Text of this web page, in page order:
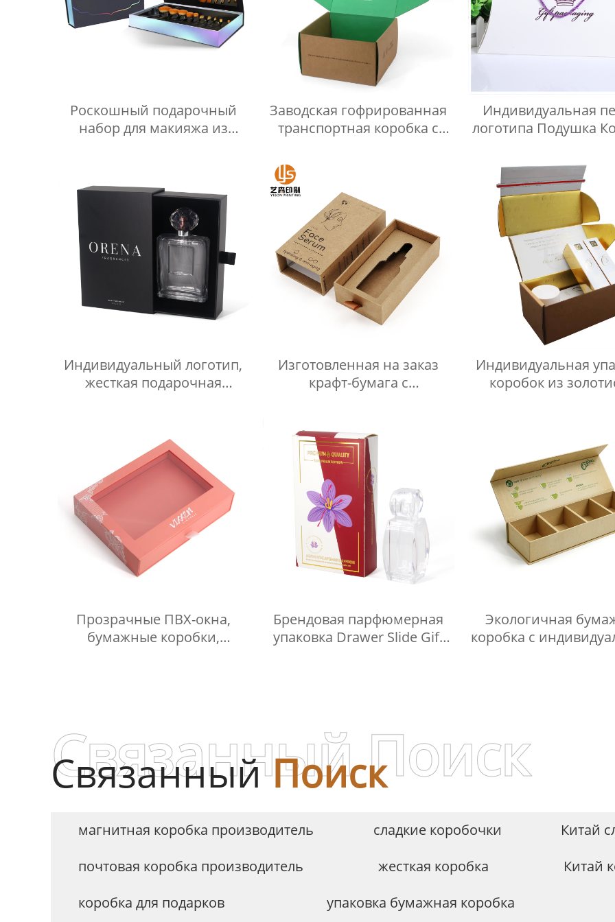
Роскошный подарочный
набор для макияжа из
магнитная косметическая
упаковка со вставкой
Заводская гофрированная
транспортная коробка с
подарочная коробка для
упаковки одежды
Индивидуальная
логотипа Подушка
Подарочная
Индивидуальный логотип,
жесткая подарочная
роскошная бумажная
упаковочная коробка для
духов
Изготовленная на заказ
крафт-бумага с
переработанных
материалов, подарочная
коробка из жесткой бумаги
для эфирного масла
Индивидуальная
коробок из
коробка
Прозрачные ПВХ-окна,
бумажные коробки,
Брендовая парфюмерная
упаковка Drawer Slide Gift
Экологичная
коробка с
СвязанныйПоиск
Связанный Поиск
магнитная коробка производитель сладкие коробочки
Китай
почтовая коробка производитель
жесткая коробка
Китай
коробка для подарков
упаковка бумажная коробка